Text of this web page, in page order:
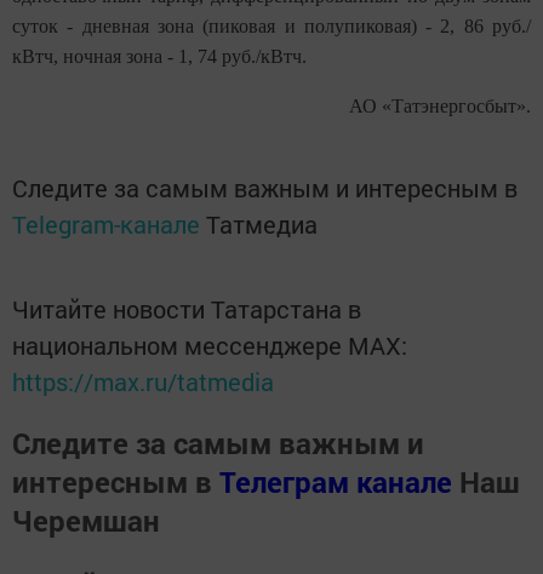
суток - дневная зона (пиковая и полупиковая) - 2, 86 руб./
кВтч, ночная зона - 1, 74 руб./кВтч.
АО «Татэнергосбыт».
Следите за самым важным и интересным в
Telegram-канале Татмедиа
Читайте новости Татарстана в
национальном мессенджере MАХ:
https://max.ru/tatmedia
Следите за самым важным и
интересным в Телеграм канале Наш
Черемшан